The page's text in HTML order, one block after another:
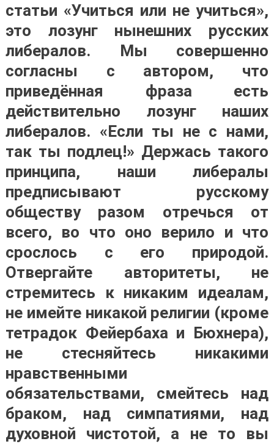
статьи «Учиться или не учиться»,
это лозунг нынешних русских
либералов. Мы совершенно
согласны с автором, что
приведённая фраза есть
действительно лозунг наших
либералов. «Если ты не с нами,
так ты подлец!» Держась такого
принципа, наши либералы
предписывают русскому
обществу разом отречься от
всего, во что оно верило и что
срослось с его природой.
Отвергайте авторитеты, не
стремитесь к никаким идеалам,
не имейте никакой религии (кроме
тетрадок Фейербаха и Бюхнера),
не стесняйтесь никакими
нравственными
обязательствами, смейтесь над
браком, над симпатиями, над
духовной чистотой, а не то вы